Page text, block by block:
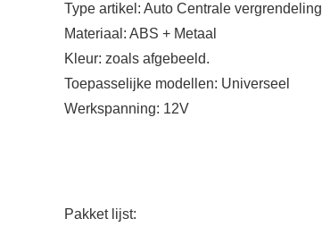
Type artikel: Auto Centrale vergrendeling
Materiaal: ABS + Metaal
Kleur: zoals afgebeeld.
Toepasselijke modellen: Universeel
Werkspanning: 12V
Pakket lijst: